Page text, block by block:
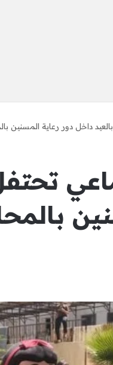
داخل دور رعاية المسنين